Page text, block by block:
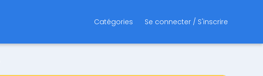
Catégories Se connecter / S'inscrire